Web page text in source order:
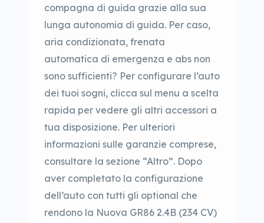
compagna di guida grazie alla sua
lunga autonomia di guida. Per caso,
aria condizionata, frenata
automatica di emergenza e abs non
sono sufficienti? Per configurare l’auto
dei tuoi sogni, clicca sul menu a scelta
rapida per vedere gli altri accessori a
tua disposizione. Per ulteriori
informazioni sulle garanzie comprese,
consultare la sezione “Altro”. Dopo
aver completato la configurazione
dell’auto con tutti gli optional che
rendono la Nuova GR86 2.4B (234 CV)